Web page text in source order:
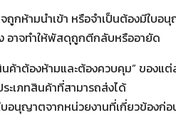
ถูกห้ามนำเข้า หรือจำเป็นต้องมีใ
อาจทำให้พัสดุถูกตีกลับหรืออายัด
ค้าต้องห้ามและต้องควบคุม” ของแต่
ะเภทสินค้าที่สามารถส่งได้
อนุญาตจากหน่วยงานที่เกี่ยวข้องก่